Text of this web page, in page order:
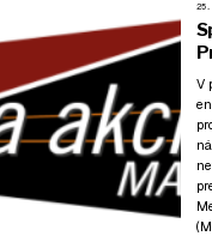
25.
V